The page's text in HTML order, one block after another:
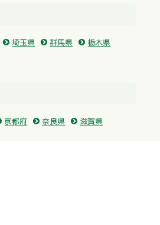
埼玉県 群馬県
栃木県
京都府 奈良県
滋賀県